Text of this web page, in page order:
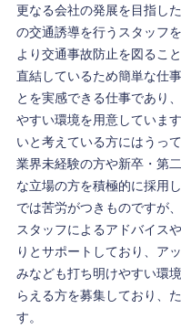
更なる会社の発展を目指し
の交通誘導を行うスタッフ
より交通事故防止を図るこ
直結しているため簡単な仕
とを実感できる仕事であり
やすい環境を用意していま
いと考えている方にはうっ
業界未経験の方や新卒・第
な立場の方を積極的に採用
では苦労がつきものですが
スタッフによるアドバイス
りとサポートしており、ア
みなども打ち明けやすい環
らえる方を募集しており、
す。